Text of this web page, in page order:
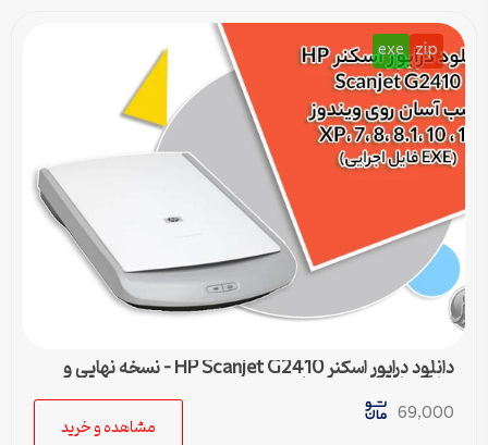
zip
exe
دانلود درایور اسکنر HP Scanjet G2410 – نسخه نهایی و
سازگار با تمام ویندوزها
69,000
مشاهده و خرید